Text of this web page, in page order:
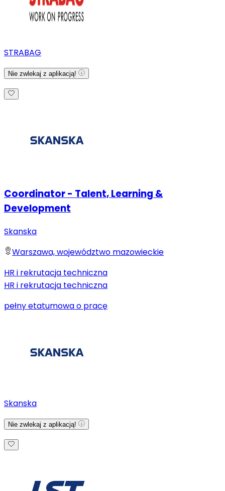
STRABAG
Nie zwlekaj z aplikacją!
Coordinator - Talent, Learning &
Development
Skanska
Warszawa, województwo mazowieckie
HR i rekrutacja techniczna
HR i rekrutacja techniczna
pełny etatumowa o pracę
Skanska
Nie zwlekaj z aplikacją!